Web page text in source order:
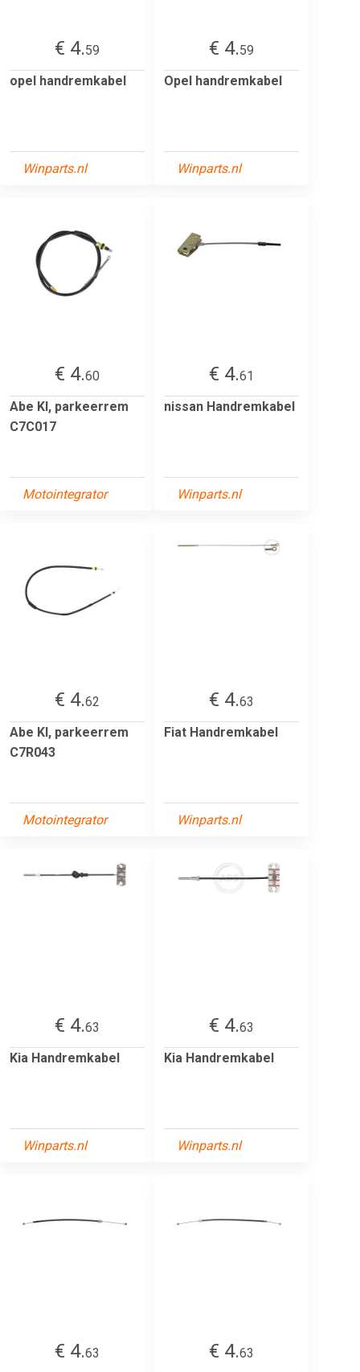
€ 4.59
opel handremkabel
Winparts.nl
€ 4.59
Opel handremkabel
Winparts.nl
€ 4.60
Abe Kl, parkeerrem
C7C017
Motointegrator
€ 4.61
nissan Handremkabel
Winparts.nl
€ 4.62
Abe Kl, parkeerrem
C7R043
Motointegrator
€ 4.63
Fiat Handremkabel
Winparts.nl
€ 4.63
Kia Handremkabel
Winparts.nl
€ 4.63
Kia Handremkabel
Winparts.nl
€ 4.63
€ 4.63